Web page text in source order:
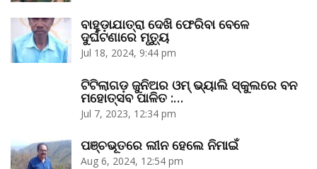
ବାହୁଡ଼ାଯାତ୍ରା ଦେଖି ଫେରିବା ବେଳେ
ଦୁର୍ଘଟଣାରେ ମୃତ୍ୟୁ
Jul 18, 2024, 9:44 pm
ଟିଟିଲାଗଡ଼ ଜୁନିଅର ଓମ୍‌ ଭ୍ୟାଲି ସ୍କୁଲରେ ବନ
ମହୋତ୍ସବ ପାଳିତ :…
Jul 7, 2023, 12:34 pm
ପଞ୍ଚଭୂତରେ ଲୀନ ହେଲେ ନିମାଇଁ
Aug 6, 2024, 12:54 pm